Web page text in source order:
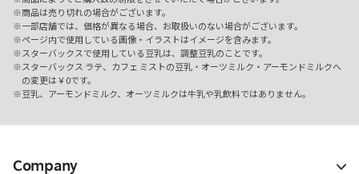
商品は売り切れの場合がございます。
一部店舗では、価格が異なる場合、お取扱いのない場合がございます。
ページ内で使用している画像・イラストはイメージを含みます。
スターバックスで使用している豆乳は、調整豆乳のことです。
スターバックス ラテ、カフェ ミストの豆乳・オーツミルク・アーモンドミルクへ
の変更は￥0です。
豆乳、アーモンドミルク、オーツミルクは牛乳や乳飲料ではありません。
Company